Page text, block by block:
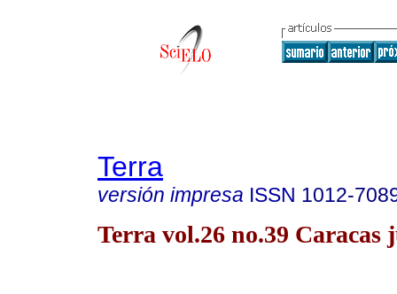
Terra
versión impresa ISSN 1012-
Terra vol.26 no.39 Caracas